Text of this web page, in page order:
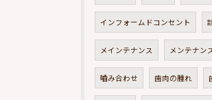
インフォームドコンセント
メインテナンス メンテナン
嚙み合わせ 歯肉の腫れ